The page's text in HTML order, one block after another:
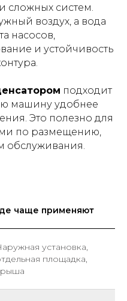
сложных систем.
воздух, а вода
насосов,
и устойчивость
подходит
машину удобнее
Это полезно для
по размещению,
обслуживания.
чаще применяют
установка,
площадка,